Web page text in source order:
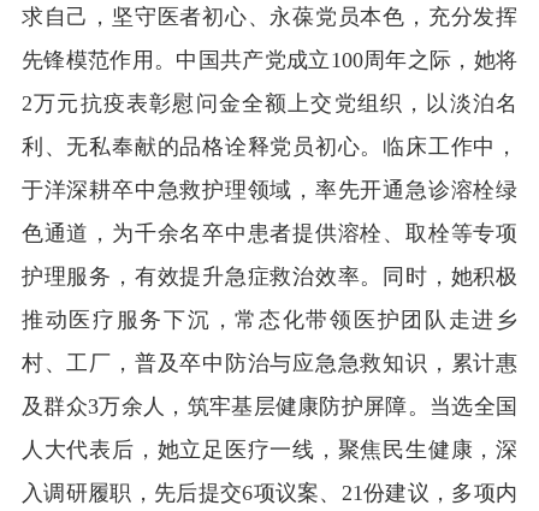
求自己，坚守医者初心、永葆党员本色，充分发挥
先锋模范作用。中国共产党成立100周年之际，她将
2万元抗疫表彰慰问金全额上交党组织，以淡泊名
利、无私奉献的品格诠释党员初心。临床工作中，
于洋深耕卒中急救护理领域，率先开通急诊溶栓绿
色通道，为千余名卒中患者提供溶栓、取栓等专项
护理服务，有效提升急症救治效率。同时，她积极
推动医疗服务下沉，常态化带领医护团队走进乡
村、工厂，普及卒中防治与应急急救知识，累计惠
及群众3万余人，筑牢基层健康防护屏障。当选全国
人大代表后，她立足医疗一线，聚焦民生健康，深
入调研履职，先后提交6项议案、21份建议，多项内